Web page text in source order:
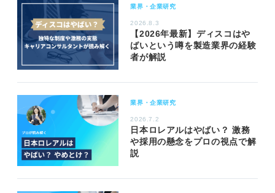
業界・企業研究
2026.8.3
【2026年最新】ディスコはや
ばいという噂を製造業界の経験
者が解説
業界・企業研究
2026.7.2
日本ロレアルはやばい？ 激務
や採用の懸念をプロの視点で解
説